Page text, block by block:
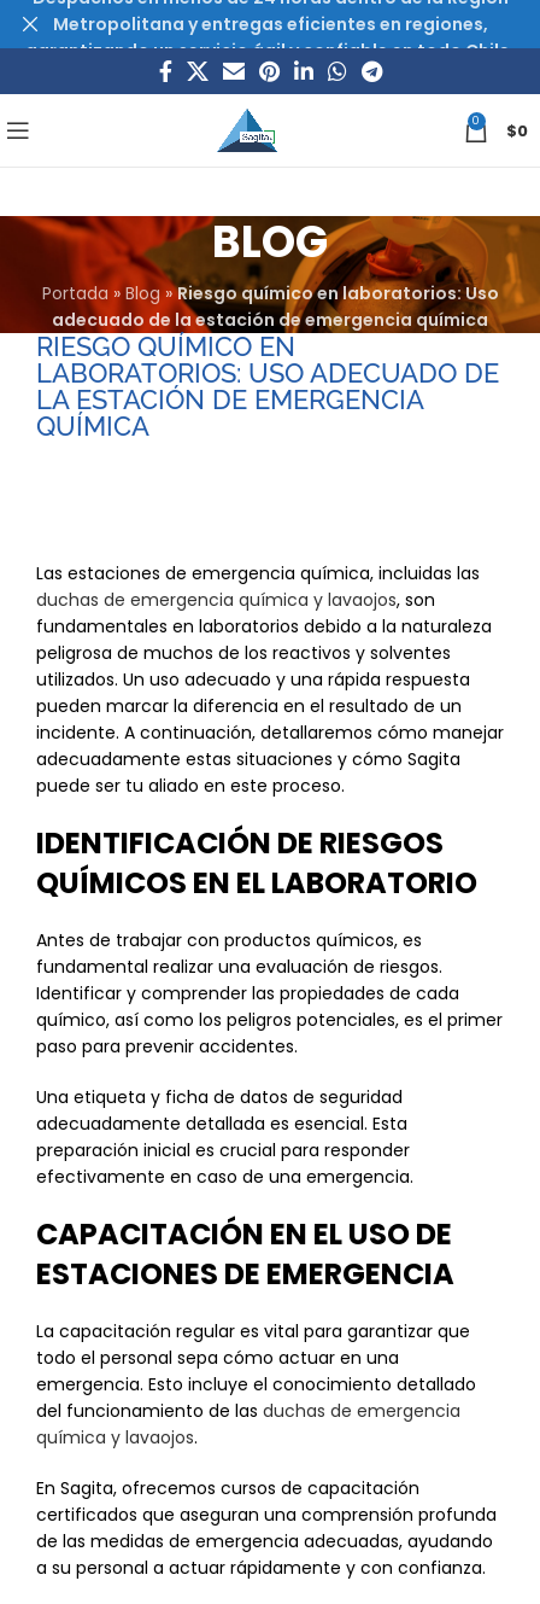
0 $0
BLOG
Portada » Blog»Riesgo químico en laboratorios: Uso
adecuado de la estación de emergencia química
RIESGO QUÍMICO EN
LABORATORIOS: USO ADECUADO DE
LA ESTACIÓN DE EMERGENCIA
QUÍMICA
Las estaciones de emergencia química, incluidas las
duchas de emergencia química y lavaojos, son
fundamentales en laboratorios debido a la naturaleza
peligrosa de muchos de los reactivos y solventes
utilizados. Un uso adecuado y una rápida respuesta
pueden marcar la diferencia en el resultado de un
incidente. A continuación, detallaremos cómo manejar
adecuadamente estas situaciones y cómo Sagita
puede ser tu aliado en este proceso.
IDENTIFICACIÓN DE RIESGOS
QUÍMICOS EN EL LABORATORIO
Antes de trabajar con productos químicos, es
fundamental realizar una evaluación de riesgos.
Identificar y comprender las propiedades de cada
químico, así como los peligros potenciales, es el primer
paso para prevenir accidentes.
Una etiqueta y ficha de datos de seguridad
adecuadamente detallada es esencial. Esta
preparación inicial es crucial para responder
efectivamente en caso de una emergencia.
CAPACITACIÓN EN EL USO DE
ESTACIONES DE EMERGENCIA
La capacitación regular es vital para garantizar que
todo el personal sepa cómo actuar en una
emergencia. Esto incluye el conocimiento detallado
del funcionamiento de las duchas de emergencia
química y lavaojos.
En Sagita, ofrecemos cursos de capacitación
certificados que aseguran una comprensión profunda
de las medidas de emergencia adecuadas, ayudando
a su personal a actuar rápidamente y con confianza.
Metropolitana y entregas eficientes en regiones,
garantizando un servicio ágil y confiable en todo Chile.